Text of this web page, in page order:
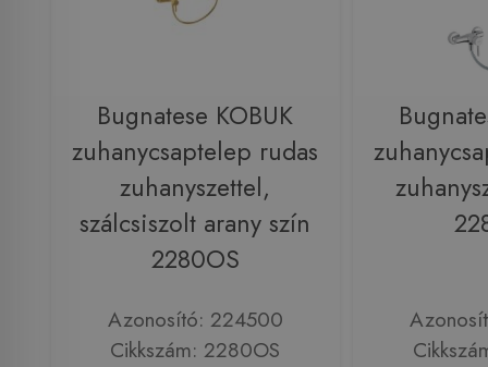
Bugnatese KOBUK
zuhanycsaptelep rudas
zuhanyszettel,
szálcsiszolt arany szín
2280OS
Azonosító: 224500
Cikkszám: 2280OS